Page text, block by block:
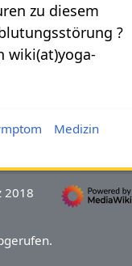
zu diesem
?
wiki(at)yoga-
Medizin
2018